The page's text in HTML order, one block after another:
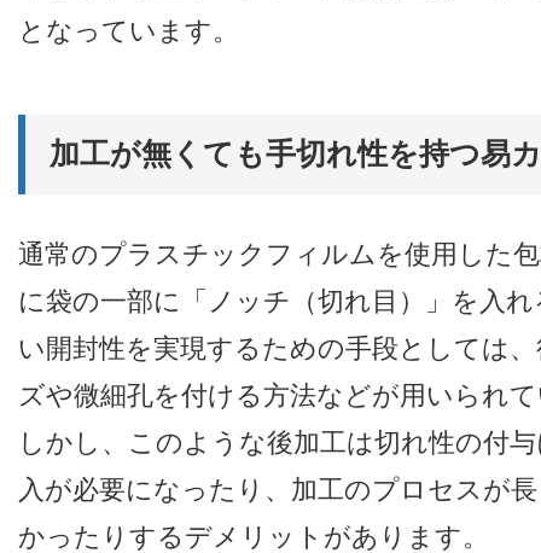
となっています。
加工が無くても手切れ性を持つ易
通常のプラスチックフィルムを使用した
に袋の一部に「ノッチ（切れ目）」を入
い開封性を実現するための手段としては
ズや微細孔を付ける方法などが用いられ
しかし、このような後加工は切れ性の付
入が必要になったり、加工のプロセスが
かったりするデメリットがあります。